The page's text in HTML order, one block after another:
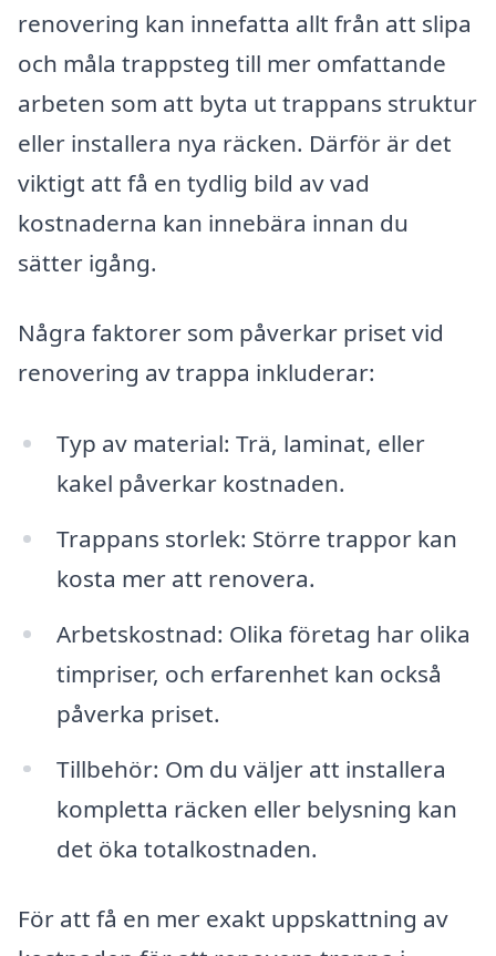
renovering kan innefatta allt från att slipa
och måla trappsteg till mer omfattande
arbeten som att byta ut trappans struktur
eller installera nya räcken. Därför är det
viktigt att få en tydlig bild av vad
kostnaderna kan innebära innan du
sätter igång.
Några faktorer som påverkar priset vid
renovering av trappa inkluderar:
Typ av material: Trä, laminat, eller
kakel påverkar kostnaden.
Trappans storlek: Större trappor kan
kosta mer att renovera.
Arbetskostnad: Olika företag har olika
timpriser, och erfarenhet kan också
påverka priset.
Tillbehör: Om du väljer att installera
kompletta räcken eller belysning kan
det öka totalkostnaden.
För att få en mer exakt uppskattning av